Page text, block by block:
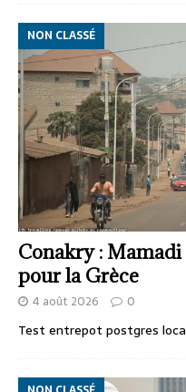
Conakry : Mamadi
pour la Grèce
NON CLASSÉ
4 août 2026 0
Test entrepot postgres